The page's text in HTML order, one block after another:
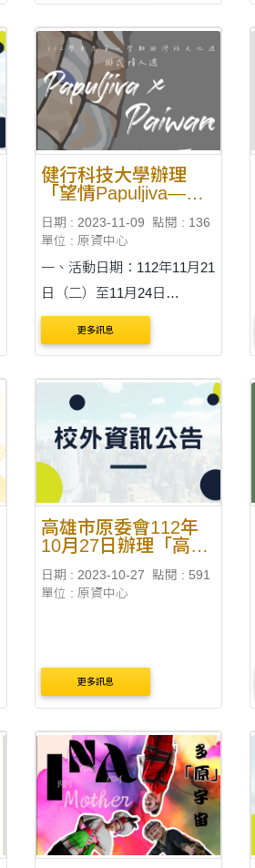
健行科技大學辦理
「望情Papuljiva—排
動」
日期 : 2023-11-09
點閱 : 136
單位 : 原資中心
一、活動日期：112年11月21
日（二）至11月24日
（五），各活動時間詳如附
件。 二、活動地點：健行科
路229號），各活動場地詳如
附件。 三、活動對象：全國
大專校院師生。 四、活動
內....
更多訊息
高雄市原委會112年
10月27日辦理「高雄
會議暨部落體驗活
動」
日期 : 2023-10-27
點閱 : 591
單位 : 原資中心
更多訊息